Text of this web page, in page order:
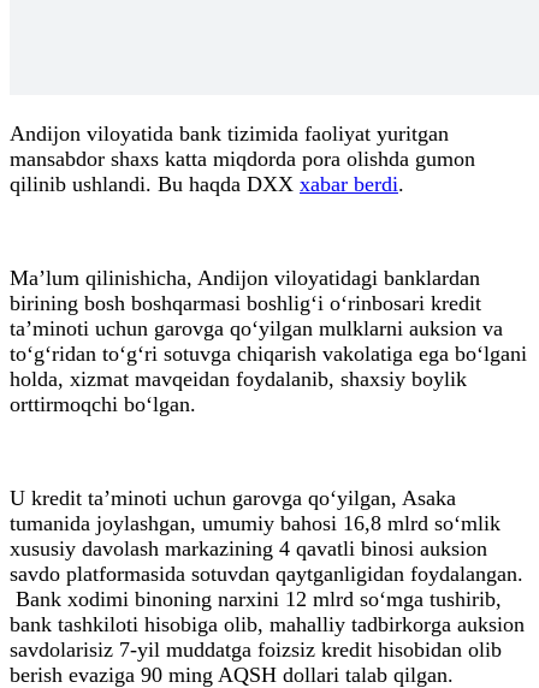
Andijon viloyatida bank tizimida faoliyat yuritgan
mansabdor shaxs katta miqdorda pora olishda gumon
qilinib ushlandi. Bu haqda DXX xabar berdi.
Ma’lum qilinishicha, Andijon viloyatidagi banklardan
birining bosh boshqarmasi boshlig‘i o‘rinbosari kredit
ta’minoti uchun garovga qo‘yilgan mulklarni auksion va
to‘g‘ridan to‘g‘ri sotuvga chiqarish vakolatiga ega bo‘lgani
holda, xizmat mavqeidan foydalanib, shaxsiy boylik
orttirmoqchi bo‘lgan.
U kredit ta’minoti uchun garovga qo‘yilgan, Asaka
tumanida joylashgan, umumiy bahosi 16,8 mlrd so‘mlik
xususiy davolash markazining 4 qavatli binosi auksion
savdo platformasida sotuvdan qaytganligidan foydalangan.
Bank xodimi binoning narxini 12 mlrd so‘mga tushirib,
bank tashkiloti hisobiga olib, mahalliy tadbirkorga auksion
savdolarisiz 7-yil muddatga foizsiz kredit hisobidan olib
berish evaziga 90 ming AQSH dollari talab qilgan.